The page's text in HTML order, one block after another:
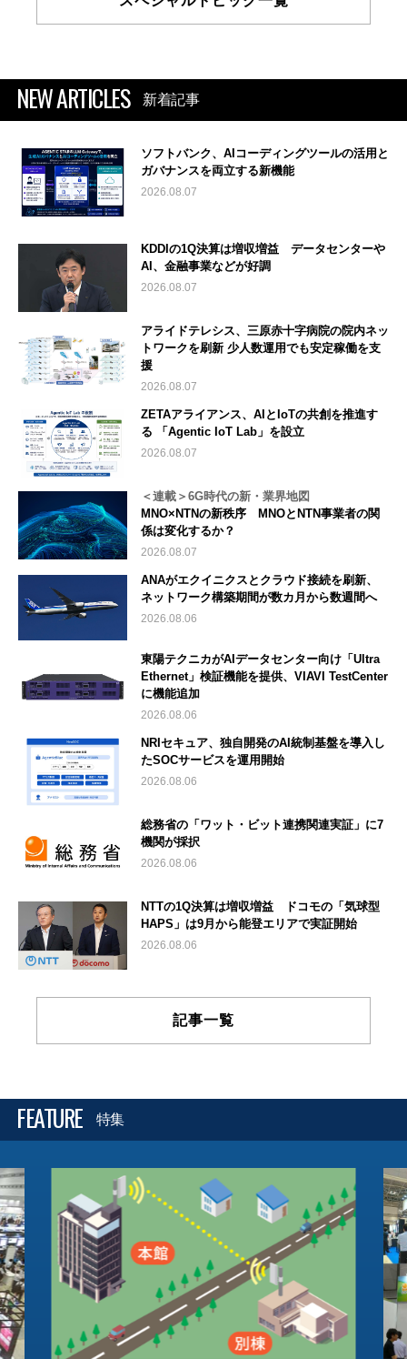
NEW ARTICLES 新着記事
ソフトバンク、AIコーディングツールの活用と
ガバナンスを両立する新機能
2026.08.07
KDDIの1Q決算は増収増益 データセンターや
AI、金融事業などが好調
2026.08.07
アライドテレシス、三原赤十字病院の院内ネッ
トワークを刷新 少人数運用でも安定稼働を支
援
2026.08.07
ZETAアライアンス、AIとIoTの共創を推進す
る 「Agentic IoT Lab」を設立
2026.08.07
＜連載＞6G時代の新・業界地図
MNO×NTNの新秩序 MNOとNTN事業者の関
係は変化するか？
2026.08.07
ANAがエクイニクスとクラウド接続を刷新、
ネットワーク構築期間が数カ月から数週間へ
2026.08.06
東陽テクニカがAIデータセンター向け「Ultra
Ethernet」検証機能を提供、VIAVI TestCenter
に機能追加
2026.08.06
NRIセキュア、独自開発のAI統制基盤を導入し
たSOCサービスを運用開始
2026.08.06
総務省の「ワット・ビット連携関連実証」に7
機関が採択
2026.08.06
NTTの1Q決算は増収増益 ドコモの「気球型
HAPS」は9月から能登エリアで実証開始
2026.08.06
記事一覧
FEATURE 特集